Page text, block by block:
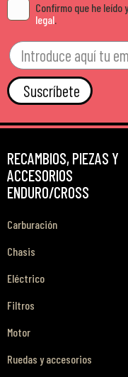
Confirmo que he leído
legal.
Suscríbete
RECAMBIOS, PIEZAS Y
ACCESORIOS
ENDURO/CROSS
Carburación
Chasis
Eléctrico
Filtros
Motor
Ruedas y accesorios